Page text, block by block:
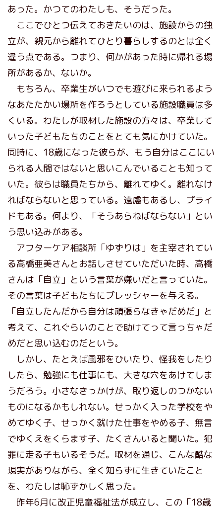
あった。かつてのわたしも、そうだった。
ここでひとつ伝えておきたいのは、施設からの独
立が、親元から離れてひとり暮らしするのとは全く
違う点である。つまり、何かがあった時に帰れる場
所があるか、ないか。
もちろん、卒業生がいつでも遊びに来られるよう
なあたたかい場所を作ろうとしている施設職員は多
くいる。わたしが取材した施設の方々は、卒業して
いった子どもたちのことをとても気にかけていた。
同時に、18歳になった彼らが、もう自分はここにい
られる人間ではないと思いこんでいることも知って
いた。彼らは職員たちから、離れてゆく。離れなけ
ればならないと思っている。遠慮もあるし、プライ
ドもある。何より、「そうあらねばならない」とい
う思い込みがある。
アフターケア相談所「ゆずりは」を主宰されてい
る高橋亜美さんとお話しさせていただいた時、高橋
さんは「自立」という言葉が嫌いだと言っていた。
その言葉は子どもたちにプレッシャーを与える。
「自立したんだから自分は頑張らなきゃだめだ」と
考えて、これぐらいのことで助けてって言っちゃだ
めだと思い込むのだという。
しかし、たとえば風邪をひいたり、怪我をしたり
したら、勉強にも仕事にも、大きな穴をあけてしま
うだろう。小さなきっかけが、取り返しのつかない
ものになるかもしれない。せっかく入った学校をや
めてゆく子、せっかく就けた仕事をやめる子、無言
でゆくえをくらます子、たくさんいると聞いた。犯
罪に走る子もいるそうだ。取材を通じ、こんな酷な
現実がありながら、全く知らずに生きていたこと
を、わたしは恥ずかしく思った。
昨年6月に改正児童福祉法が成立し、この「18歳